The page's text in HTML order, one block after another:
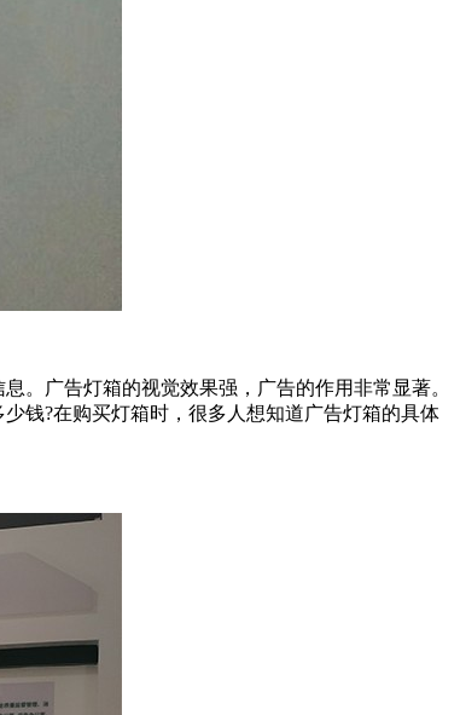
。广告灯箱的视觉效果强，广告的作用非常显著。
钱?在购买灯箱时，很多人想知道广告灯箱的具体